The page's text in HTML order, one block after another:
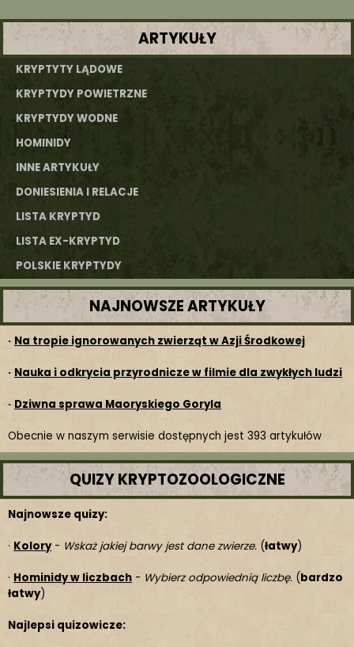
ARTYKUŁY
KRYPTYTY LĄDOWE
KRYPTYDY POWIETRZNE
KRYPTYDY WODNE
HOMINIDY
INNE ARTYKUŁY
DONIESIENIA I RELACJE
LISTA KRYPTYD
LISTA EX-KRYPTYD
POLSKIE KRYPTYDY
NAJNOWSZE ARTYKUŁY
· Na tropie ignorowanych zwierząt w Azji Środkowej
· Nauka i odkrycia przyrodnicze w filmie dla zwykłych ludzi
· Dziwna sprawa Maoryskiego Goryla
Obecnie w naszym serwisie dostępnych jest 393 artykułów
QUIZY KRYPTOZOOLOGICZNE
Najnowsze quizy:
· Kolory- Wskaż jakiej barwy jest dane zwierze. (łatwy)
· Hominidy w liczbach - Wybierz odpowiednią liczbę. (bardzo
łatwy)
Najlepsi quizowicze: